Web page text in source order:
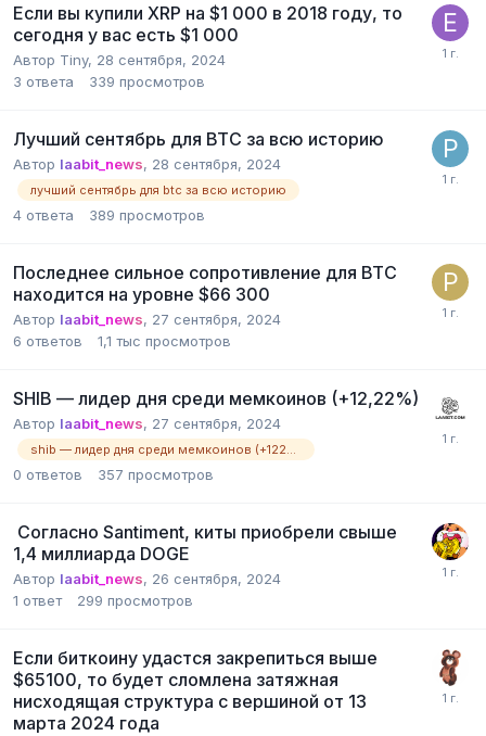
Если вы купили XRP на $1 000 в 2018 году, то
сегодня у вас есть $1 000
Автор Tiny, 28 сентября, 2024
3 ответа 339 просмотров
Лучший сентябрь для BTC за всю историю
Автор laabit_news, 28 сентября, 2024
лучший сентябрь для btc за всю историю
4 ответа 389 просмотров
Последнее сильное сопротивление для BTC
находится на уровне $66 300
Автор laabit_news, 27 сентября, 2024
6 ответов 1,1 тыс просмотров
SHIB — лидер дня среди мемкоинов (+12,22%)
Автор laabit_news, 27 сентября, 2024
shib — лидер дня среди мемкоинов (+1222%)
0 ответов 357 просмотров
Согласно Santiment, киты приобрели свыше
1,4 миллиарда DOGE
Автор laabit_news, 26 сентября, 2024
1 ответ 299 просмотров
Если биткоину удастся закрепиться выше
$65100, то будет сломлена затяжная
нисходящая структура с вершиной от 13
марта 2024 года